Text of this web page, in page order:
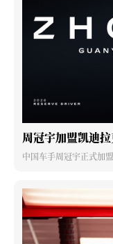
周冠宇加盟凯迪
中国车手周冠宇正式加